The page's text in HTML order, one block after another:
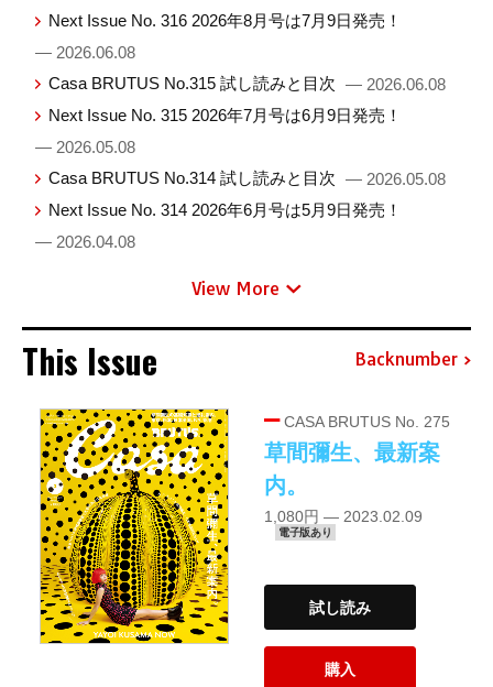
Next Issue No. 316 2026年8月号は7月9日発売！
— 2026.06.08
Casa BRUTUS No.315 試し読みと目次 — 2026.06.08
Next Issue No. 315 2026年7月号は6月9日発売！
— 2026.05.08
Casa BRUTUS No.314 試し読みと目次 — 2026.05.08
Next Issue No. 314 2026年6月号は5月9日発売！
— 2026.04.08
View More
This Issue Backnumber
CASA BRUTUS No. 275
草間彌生、最新案
内。
1,080円 — 2023.02.09
電子版あり
試し読み
購入